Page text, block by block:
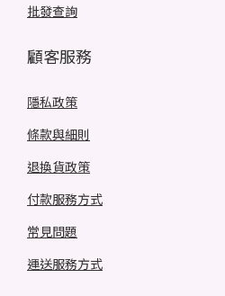
批發查詢
顧客服務
隱私政策
條款與細則
退換貨政策
付款服務方式
常見問題
運送服務方式